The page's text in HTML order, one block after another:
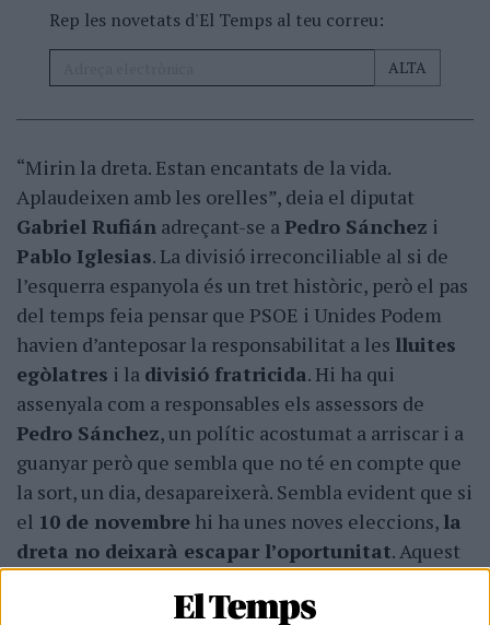
Rep les novetats d'El Temps al teu correu:
“Mirin la dreta. Estan encantats de la vida.
Aplaudeixen amb les orelles”, deia el diputat
Gabriel Rufián adreçant-se aPedro Sánchez i
Pablo Iglesias. La divisió irreconciliable al si de
l’esquerra espanyola és un tret històric, però el pas
del temps feia pensar que PSOE i Unides Podem
havien d’anteposar la responsabilitat a les lluites
egòlatres i la divisió fratricida. Hi ha qui
assenyala com a responsables els assessors de
Pedro Sánchez, un polític acostumat a arriscar i a
guanyar però que sembla que no té en compte que
la sort, un dia, desapareixerà. Sembla evident que si
el 10 de novembre hi ha unes noves eleccions, la
dreta no deixarà escapar l’oportunitat. Aquest
sap perfectament quela divisió del vot en les